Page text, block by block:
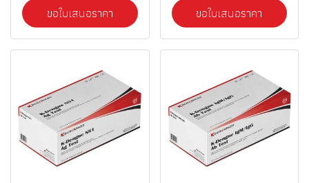
ขอใบเสนอราคา ขอใบเสนอราคา